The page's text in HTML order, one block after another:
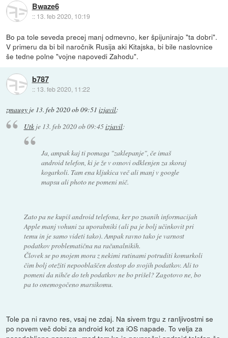
Bwaze6
:: 13. feb 2020, 10:19
Bo pa tole seveda precej manj odmevno, ker špijunirajo "ta dobri".
V primeru da bi bil naročnik Rusija aki Kitajska, bi bile naslovnice
še tedne polne "vojne napovedi Zahodu".
b787
:: 13. feb 2020, 11:22
zmaugy je 13. feb 2020 ob 09:51 izjavil:
Utkje 13. feb 2020 ob 09:45izjavil:
Ja, ampak kaj ti pomaga "zaklepanje", če imaš
android telefon, ki je že v osnovi odklenjen za skoraj
kogarkoli. Tam ena kljukica več ali manj v google
mapsu ali photo ne pomeni nič.
Zato pa ne kupiš android telefona, ker po znanih informacijah
Apple manj vohuni za uporabniki (ali pa je bolj učinkovit pri
temu in je samo videti tako). Ampak ravno tako je varnost
podatkov problematična na računalnikih.
Človek se po mojem mora z nekimi rutinami potruditi komurkoli
čim bolj otežiti nepooblaščen dostop do svojih podatkov. Ali to
pomeni da nihče do teh podatkov ne bo prišel? Zagotovo ne, bo
pa to onemogočeno marsikomu.
Tole pa ni ravno res, vsaj ne zdaj. Na sivem trgu z ranljivostmi se
po novem več dobi za android kot za iOS napade. To velja za